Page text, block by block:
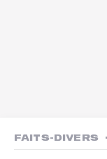
FAITS-DIVERS